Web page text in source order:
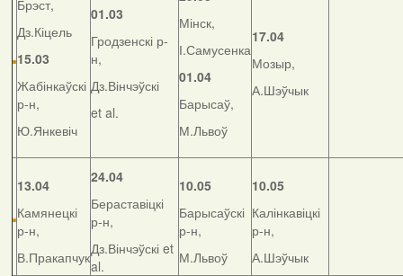
Брэст,
Дз.Кіцель
15.03
Жабінкаўскі
р-н,
Ю.Янкевіч
01.03
Гродзенскі р-
н,
Дз.Вінчэўскі
et al.
Мінск,
І.Самусенка
01.04
Барысаў,
М.Львоў
17.04
Мозыр,
А.Шэўчык
13.04
Камянецкі
р-н,
В.Пракапчук
24.04
Бераставіцкі
р-н,
Дз.Вінчэўскі et
al.
10.05
Барысаўскі
р-н,
М.Львоў
10.05
Калінкавіцкі
р-н,
А.Шэўчык